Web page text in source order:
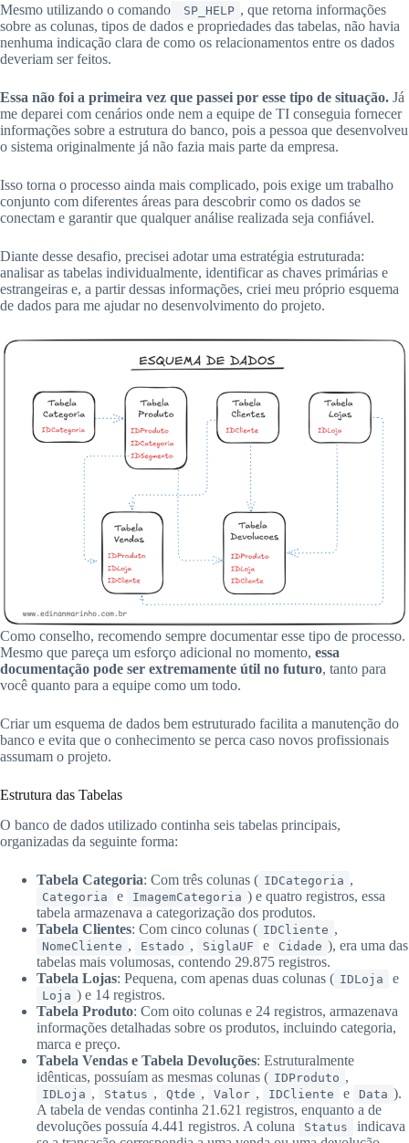
Mesmo utilizando o comando SP_HELP , que retorna informações
sobre as colunas, tipos de dados e propriedades das tabelas, não havia
nenhuma indicação clara de como os relacionamentos entre os dados
deveriam ser feitos.
Essa não foi a primeira vez que passei por esse tipo de situação. Já
me deparei com cenários onde nem a equipe de TI conseguia fornecer
informações sobre a estrutura do banco, pois a pessoa que desenvolveu
o sistema originalmente já não fazia mais parte da empresa.
Isso torna o processo ainda mais complicado, pois exige um trabalho
conjunto com diferentes áreas para descobrir como os dados se
conectam e garantir que qualquer análise realizada seja confiável.
Diante desse desafio, precisei adotar uma estratégia estruturada:
analisar as tabelas individualmente, identificar as chaves primárias e
estrangeiras e, a partir dessas informações, criei meu próprio esquema
de dados para me ajudar no desenvolvimento do projeto.
Como conselho, recomendo sempre documentar esse tipo de processo.
Mesmo que pareça um esforço adicional no momento, essa
documentação pode ser extremamente útil no futuro, tanto para
você quanto para a equipe como um todo.
Criar um esquema de dados bem estruturado facilita a manutenção do
banco e evita que o conhecimento se perca caso novos profissionais
assumam o projeto.
Estrutura das Tabelas
O banco de dados utilizado continha seis tabelas principais,
organizadas da seguinte forma:
Tabela Categoria: Com três colunas ( IDCategoria ,
Categoria e ImagemCategoria ) e quatro registros, essa
tabela armazenava a categorização dos produtos.
Tabela Clientes: Com cinco colunas ( IDCliente ,
NomeCliente , Estado , SiglaUF e Cidade ), era uma das
tabelas mais volumosas, contendo 29.875 registros.
Tabela Lojas: Pequena, com apenas duas colunas ( IDLoja e
Loja ) e 14 registros.
Tabela Produto: Com oito colunas e 24 registros, armazenava
informações detalhadas sobre os produtos, incluindo categoria,
marca e preço.
Tabela Vendas e Tabela Devoluções: Estruturalmente
idênticas, possuíam as mesmas colunas ( IDProduto ,
IDLoja , Status , Qtde , Valor , IDCliente e Data ).
A tabela de vendas continha 21.621 registros, enquanto a de
devoluções possuía 4.441 registros. A coluna
Status
indicava